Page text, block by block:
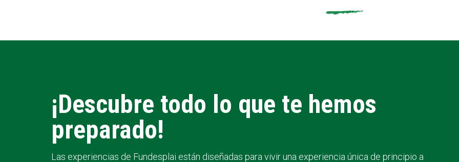
¡Descubre todo lo que te hemos
preparado!
Las experiencias de Fundesplai están diseñadas para vivir una experiencia única de principio a